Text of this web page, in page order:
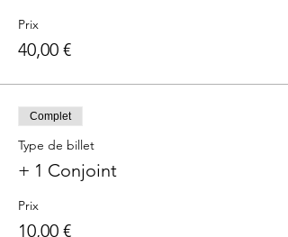
Prix
40,00 €
Complet
Type de billet
+ 1 Conjoint
Prix
10,00 €